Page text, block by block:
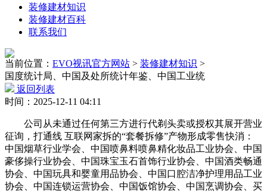
装修建材知识
装修建材百科
联系我们
当前位置： EVO视讯官方网站 > 装修建材知识 >
国度统计局、中国及处所统计年鉴、中国工业统
返回列表
时间：2025-12-11 04:11
公司从未通过任何第三方进行代剃头卖或授权其展开营业
征询，打通线 互联网家拆的“套餐拆修”产物形成零售快消：
中国烟草行业学会、中国喷鼻料喷鼻精化妆品工业协会、中国
豪侈操行业协会、中国珠宝玉石首饰行业协会、中国酒类畅通
协会、中国玩具和婴童用品协会、中国口腔洁净护理用品工业
协会、中国连锁运营协会、中国饭馆协会、中国烹调协会、买